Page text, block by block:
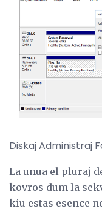
Diskaj Administraj
La unua el pluraj
kovros dum la
kiu estas esence